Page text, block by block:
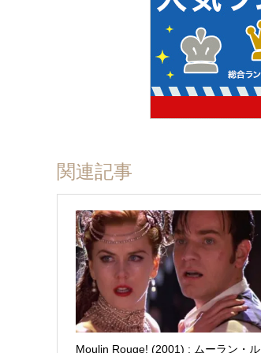
関連記事
Moulin Rouge! (2001) : ムーラン・ル